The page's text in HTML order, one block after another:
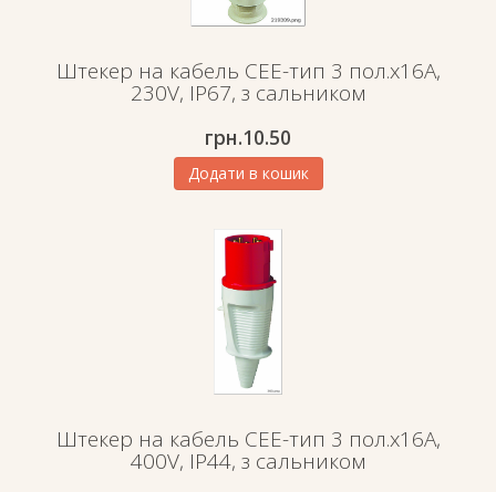
Штекер на кабель СЕЕ-тип 3 пол.х16А,
230V, IP67, з сальником
грн.10.50
Додати в кошик
Штекер на кабель СЕЕ-тип 3 пол.х16А,
400V, IP44, з сальником